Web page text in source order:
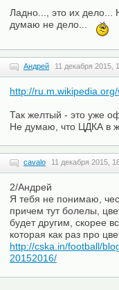
Ладно..., это их дело...
думаю не дело...
Андрей 11 декабря 2015,
http://
Так желтый - это уже
Не думаю, что ЦДКА в
cavalo 11 декабря 2015,
2/Андрей
Я тебя не понимаю,
причем тут болелы,
будет другим, скорее
которая как раз про
http://cska.in/football/
20152016/